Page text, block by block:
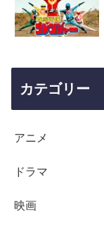
カテゴリー
アニメ
ドラマ
映画